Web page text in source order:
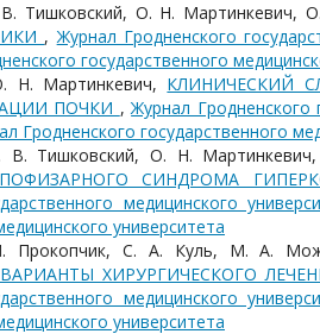
Тишковский, О. Н. Мартинкевич,
,Журнал Гродненского
государственного
Н. Мартинкевич, КЛИНИЧЕСКИЙ
ПОЧКИ ,Журнал Гродненского
Гродненского государственного
Тишковский, О. Н.
СИНДРОМА
медицинского
университета
С. А. Куль, М. А.
ХИРУРГИЧЕСКОГО
медицинского
университета